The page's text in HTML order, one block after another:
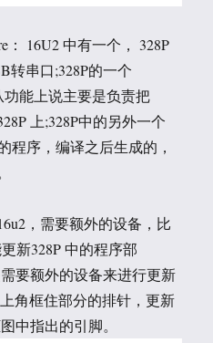
： 16U2 中有一个， 328P
转串口;328P的一个
功能上说主要是负责把
上;328P中的另外一个
程序，编译之后生成的，
，需要额外的设备，比
新328P 中的程序部
要额外的设备来进行更新
角框住部分的排针，更新
中指出的引脚。